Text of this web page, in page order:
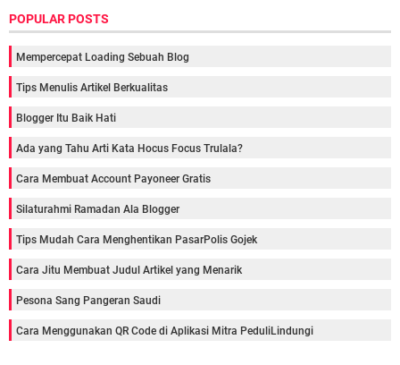
POPULAR POSTS
Mempercepat Loading Sebuah Blog
Tips Menulis Artikel Berkualitas
Blogger Itu Baik Hati
Ada yang Tahu Arti Kata Hocus Focus Trulala?
Cara Membuat Account Payoneer Gratis
Silaturahmi Ramadan Ala Blogger
Tips Mudah Cara Menghentikan PasarPolis Gojek
Cara Jitu Membuat Judul Artikel yang Menarik
Pesona Sang Pangeran Saudi
Cara Menggunakan QR Code di Aplikasi Mitra PeduliLindungi